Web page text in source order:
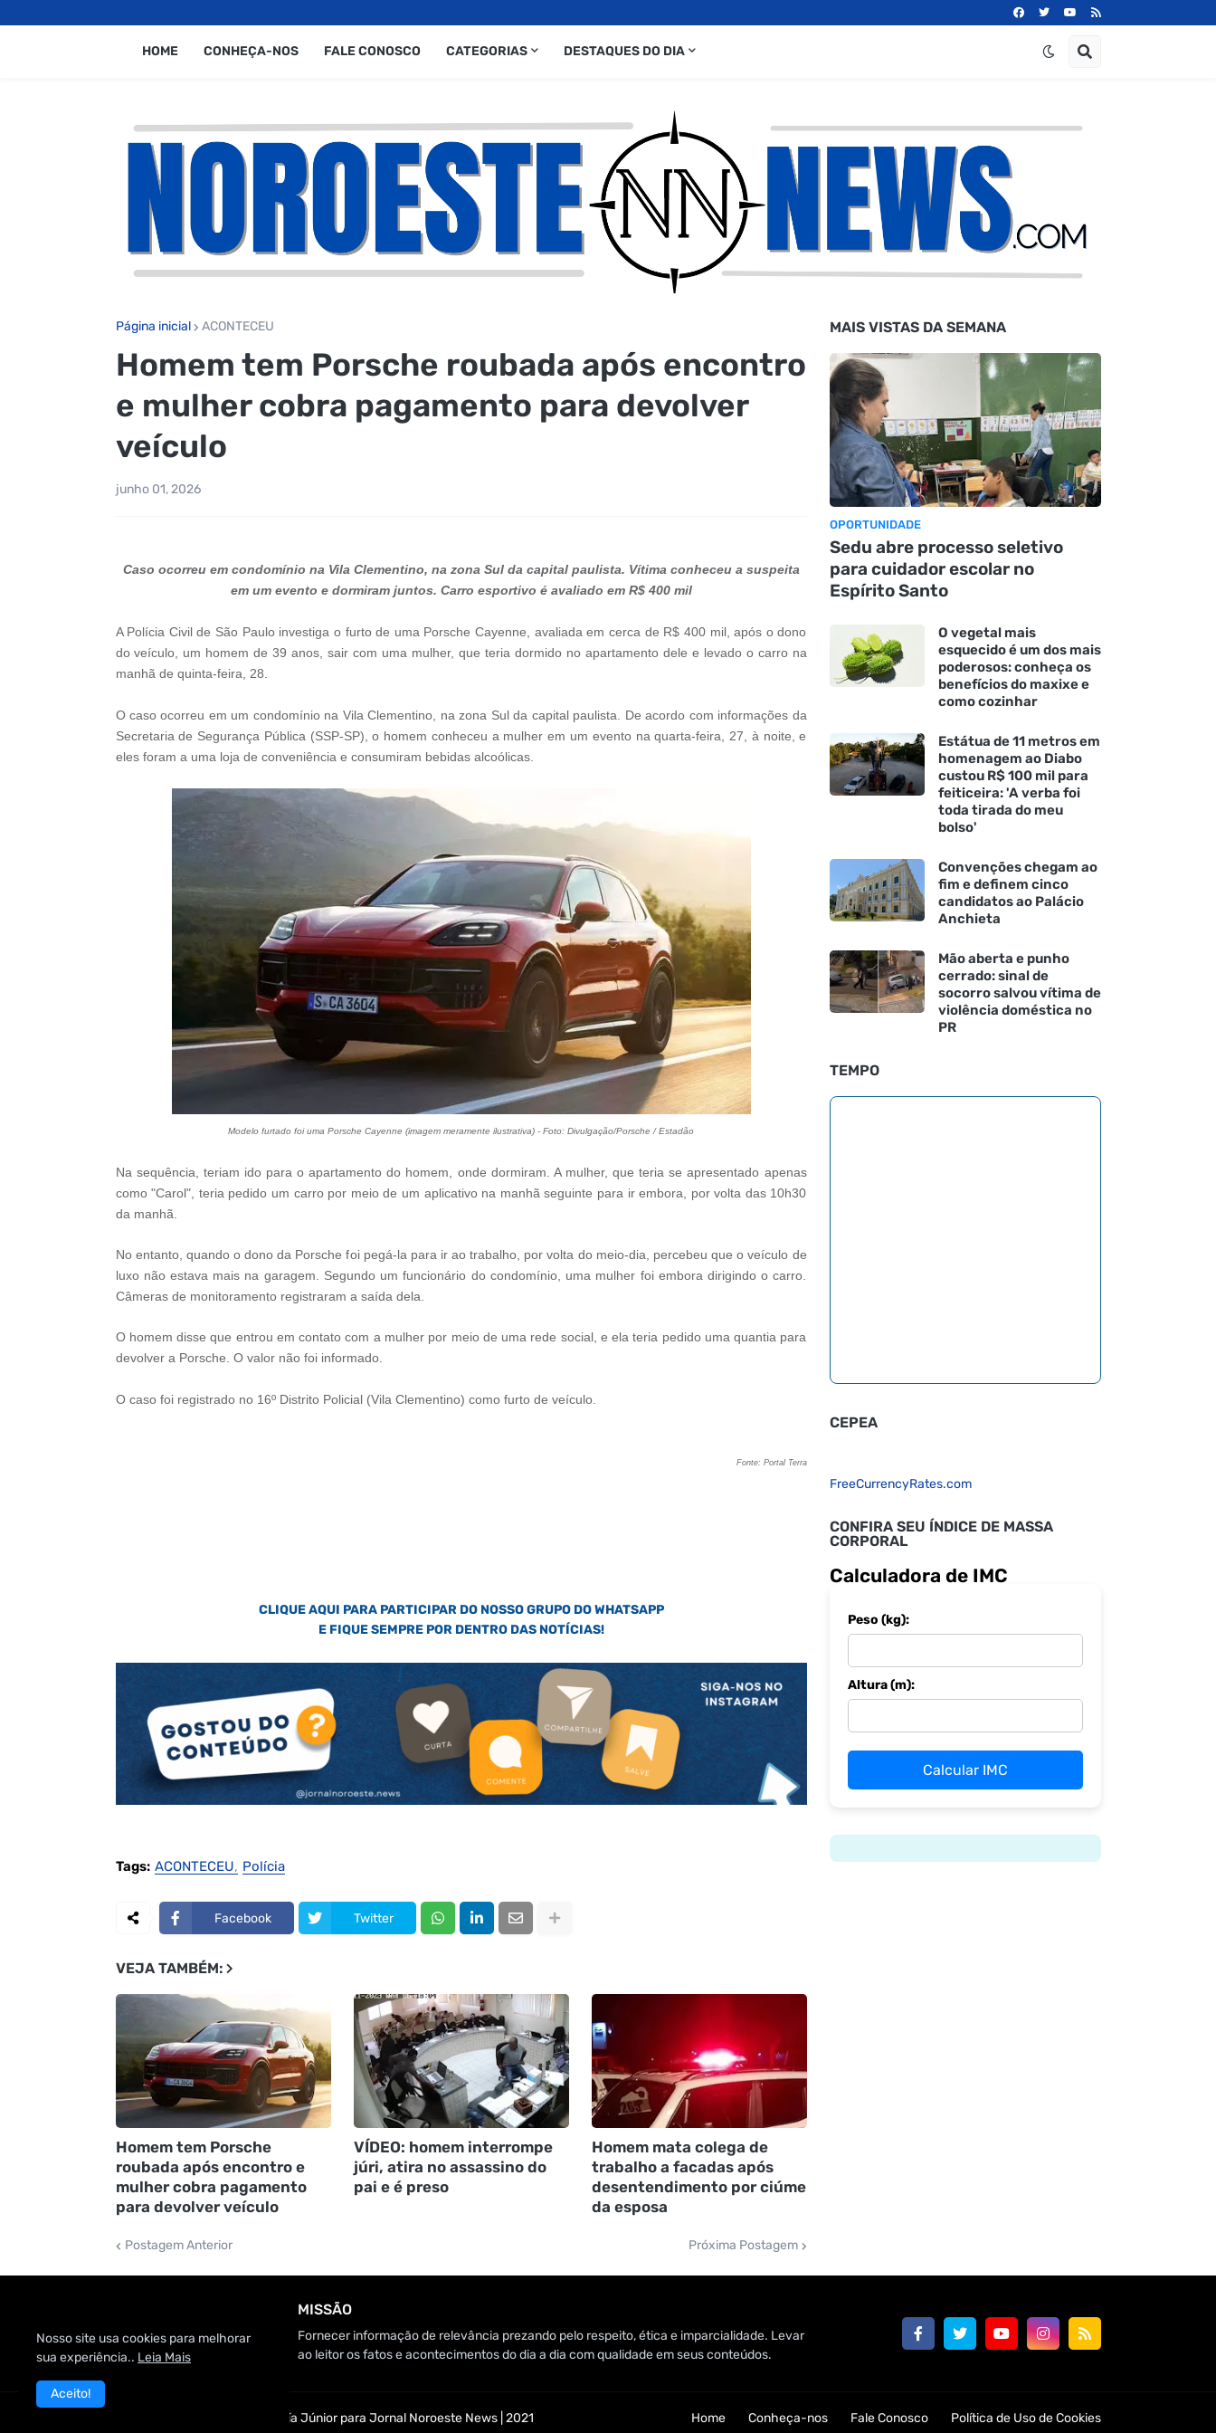
HOME CONHEÇA-NOS FALE CONOSCO CATEGORIAS DESTAQUES DO DIA
Página inicial ACONTECEU
Homem tem Porsche roubada após encontro
e mulher cobra pagamento para devolver
veículo
junho 01, 2026
Caso ocorreu em condomínio na Vila Clementino, na zona Sul da capital paulista. Vítima conheceu a suspeita
em um evento e dormiram juntos. Carro esportivo é avaliado em R$ 400 mil
A Polícia Civil de São Paulo investiga o furto de uma Porsche Cayenne, avaliada em cerca de R$ 400 mil, após o dono
do veículo, um homem de 39 anos, sair com uma mulher, que teria dormido no apartamento dele e levado o carro na
manhã de quinta-feira, 28.
O caso ocorreu em um condomínio na Vila Clementino, na zona Sul da capital paulista. De acordo com informações da
Secretaria de Segurança Pública (SSP-SP), o homem conheceu a mulher em um evento na quarta-feira, 27, à noite, e
eles foram a uma loja de conveniência e consumiram bebidas alcoólicas.
Modelo furtado foi uma Porsche Cayenne (imagem meramente ilustrativa) - Foto: Divulgação/Porsche / Estadão
Na sequência, teriam ido para o apartamento do homem, onde dormiram. A mulher, que teria se apresentado apenas
como "Carol", teria pedido um carro por meio de um aplicativo na manhã seguinte para ir embora, por volta das 10h30
da manhã.
No entanto, quando o dono da Porsche foi pegá-la para ir ao trabalho, por volta do meio-dia, percebeu que o veículo de
luxo não estava mais na garagem. Segundo um funcionário do condomínio, uma mulher foi embora dirigindo o carro.
Câmeras de monitoramento registraram a saída dela.
O homem disse que entrou em contato com a mulher por meio de uma rede social, e ela teria pedido uma quantia para
devolver a Porsche. O valor não foi informado.
O caso foi registrado no 16º Distrito Policial (Vila Clementino) como furto de veículo.
Fonte: Portal Terra
CLIQUE AQUI PARA PARTICIPAR DO NOSSO GRUPO DO WHATSAPP
E FIQUE SEMPRE POR DENTRO DAS NOTÍCIAS!
Tags: ACONTECEU Polícia
Facebook Twitter
VEJA TAMBÉM:
Homem tem Porsche
roubada após encontro e
mulher cobra pagamento
para devolver veículo
VÍDEO: homem interrompe
júri, atira no assassino do
pai e é preso
Homem mata colega de
trabalho a facadas após
desentendimento por ciúme
da esposa
Postagem Anterior Próxima Postagem
MAIS VISTAS DA SEMANA
OPORTUNIDADE
Sedu abre processo seletivo
para cuidador escolar no
Espírito Santo
O vegetal mais
esquecido é um dos mais
poderosos: conheça os
benefícios do maxixe e
como cozinhar
Estátua de 11 metros em
homenagem ao Diabo
custou R$ 100 mil para
feiticeira: 'A verba foi
toda tirada do meu
bolso'
Convenções chegam ao
fim e definem cinco
candidatos ao Palácio
Anchieta
Mão aberta e punho
cerrado: sinal de
socorro salvou vítima de
violência doméstica no
PR
TEMPO
CEPEA
FreeCurrencyRates.com
CONFIRA SEU ÍNDICE DE MASSA
CORPORAL
Calculadora de IMC
Peso (kg):
Altura (m):
Calcular IMC
MISSÃO
Fornecer informação de relevância prezando pelo respeito, ética e imparcialidade. Levar
ao leitor os fatos e acontecimentos do dia a dia com qualidade em seus conteúdos.
Customizado por Edmundo Baía Júnior para Jornal Noroeste News | 2021 Home Conheça-nos Fale Conosco Política de Uso de Cookies
Nosso site usa cookies para melhorar
sua experiência.. Leia Mais
Aceito!